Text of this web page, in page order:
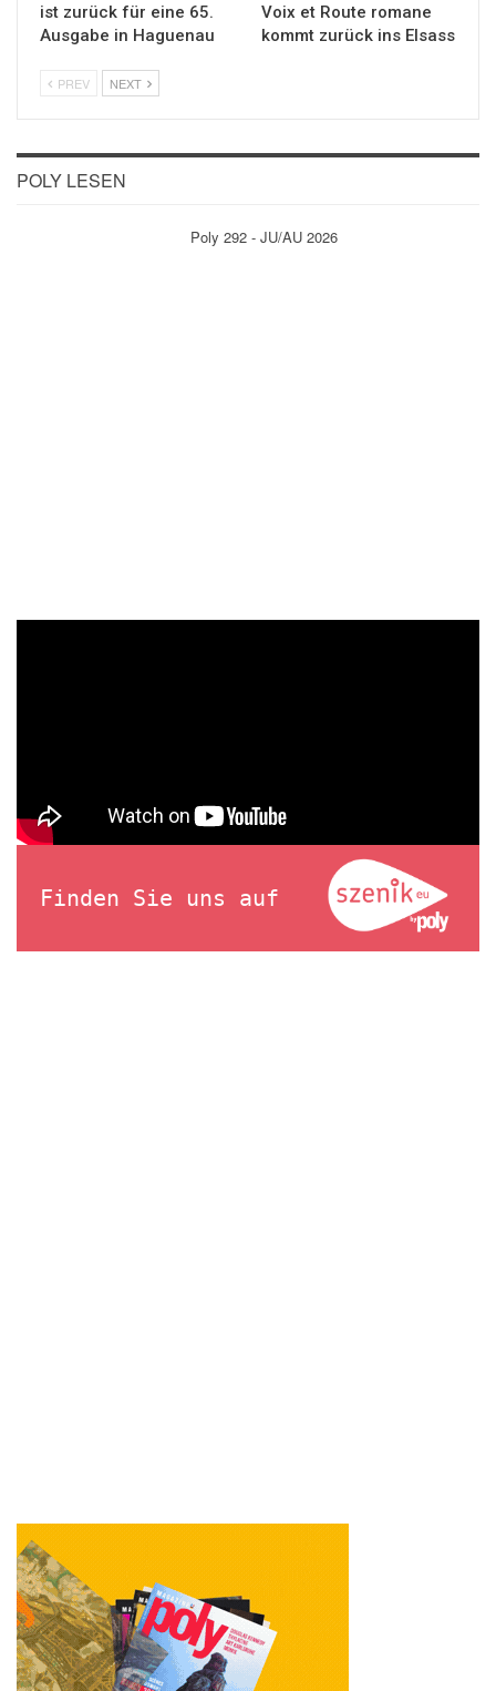
ist zurück für eine 65.
Ausgabe in Haguenau
Voix et Route romane
kommt zurück ins Elsass
PREV NEXT
POLY LESEN
Poly 292 - JU/AU 2026
Finden Sie uns auf